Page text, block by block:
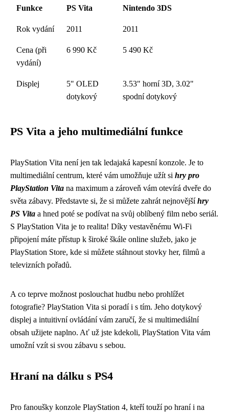
Funkce PS Vita Nintendo 3DS
Rok vydání 2011 2011
Cena (při
vydání)
6 990 Kč 5 490 Kč
Displej
5" OLED
dotykový
3.53" horní 3D, 3.02"
spodní dotykový
PS Vita a jeho multimediální funkce
PlayStation Vita není jen tak ledajaká kapesní konzole. Je to
multimediální centrum, které vám umožňuje užít si hry pro
PlayStation Vita na maximum a zároveň vám otevírá dveře do
světa zábavy. Představte si, že si můžete zahrát nejnovějšíhry
PS Vita a hned poté se podívat na svůj oblíbený film nebo seriál.
S PlayStation Vita je to realita! Díky vestavěnému Wi-Fi
připojení máte přístup k široké škále online služeb, jako je
PlayStation Store, kde si můžete stáhnout stovky her, filmů a
televizních pořadů.
A co teprve možnost poslouchat hudbu nebo prohlížet
fotografie? PlayStation Vita si poradí i s tím. Jeho dotykový
displej a intuitivní ovládání vám zaručí, že si multimediální
obsah užijete naplno. Ať už jste kdekoli, PlayStation Vita vám
umožní vzít si svou zábavu s sebou.
Hraní na dálku s PS4
Pro fanoušky konzole PlayStation 4, kteří touží po hraní i na